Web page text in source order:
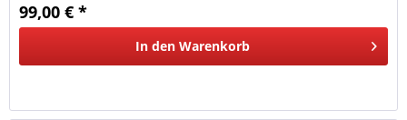
99,00 € *
In den Warenkorb